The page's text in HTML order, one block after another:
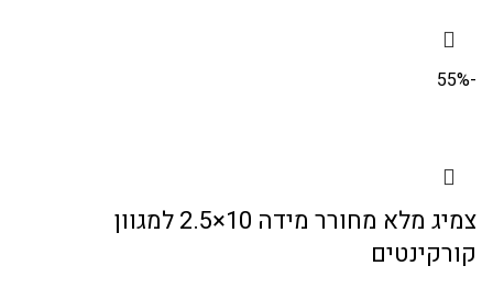
-55%
צמיג מלא מחורר מידה 10×2.5 למגוון
קורקינטים